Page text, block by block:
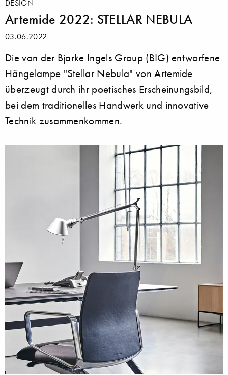
DESIGN
Artemide 2022: STELLAR NEBULA
03.06.2022
Die von der Bjarke Ingels Group (BIG) entworfene
Hängelampe "Stellar Nebula" von Artemide
überzeugt durch ihr poetisches Erscheinungsbild,
bei dem traditionelles Handwerk und innovative
Technik zusammenkommen.